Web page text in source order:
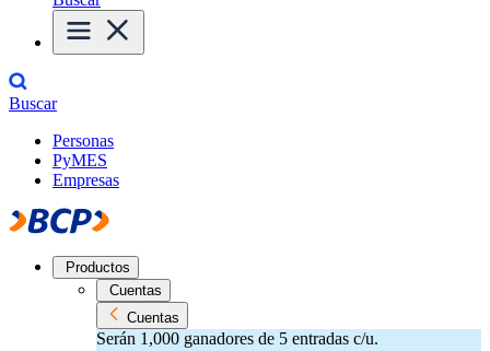
Buscar
Personas
PyMES
Empresas
Productos
Cuentas
Cuentas
Serán 1,000 ganadores de 5 entradas c/u.